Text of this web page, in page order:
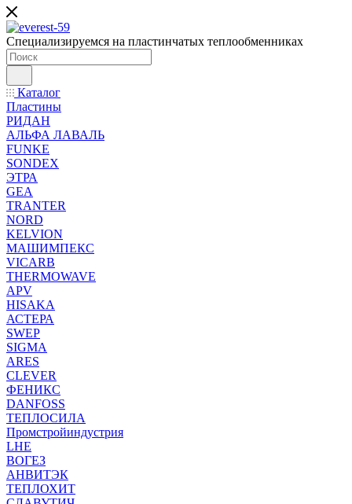
Специализируемся на пластинчатых теплообменниках
Каталог
Пластины
РИДАН
АЛЬФА ЛАВАЛЬ
FUNKE
SONDEX
ЭТРА
GEA
TRANTER
NORD
KELVION
МАШИМПЕКС
VICARB
THERMOWAVE
APV
HISAKA
АСТЕРА
SWEP
SIGMA
ARES
CLEVER
ФЕНИКС
DANFOSS
ТЕПЛОСИЛА
Промстройиндустрия
LHE
ВОГЕЗ
АНВИТЭК
ТЕПЛОХИТ